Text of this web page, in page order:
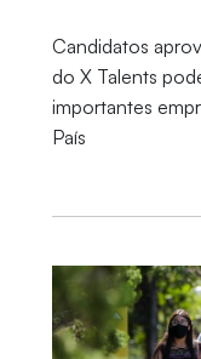
Candidatos
do X Talents
importantes
País